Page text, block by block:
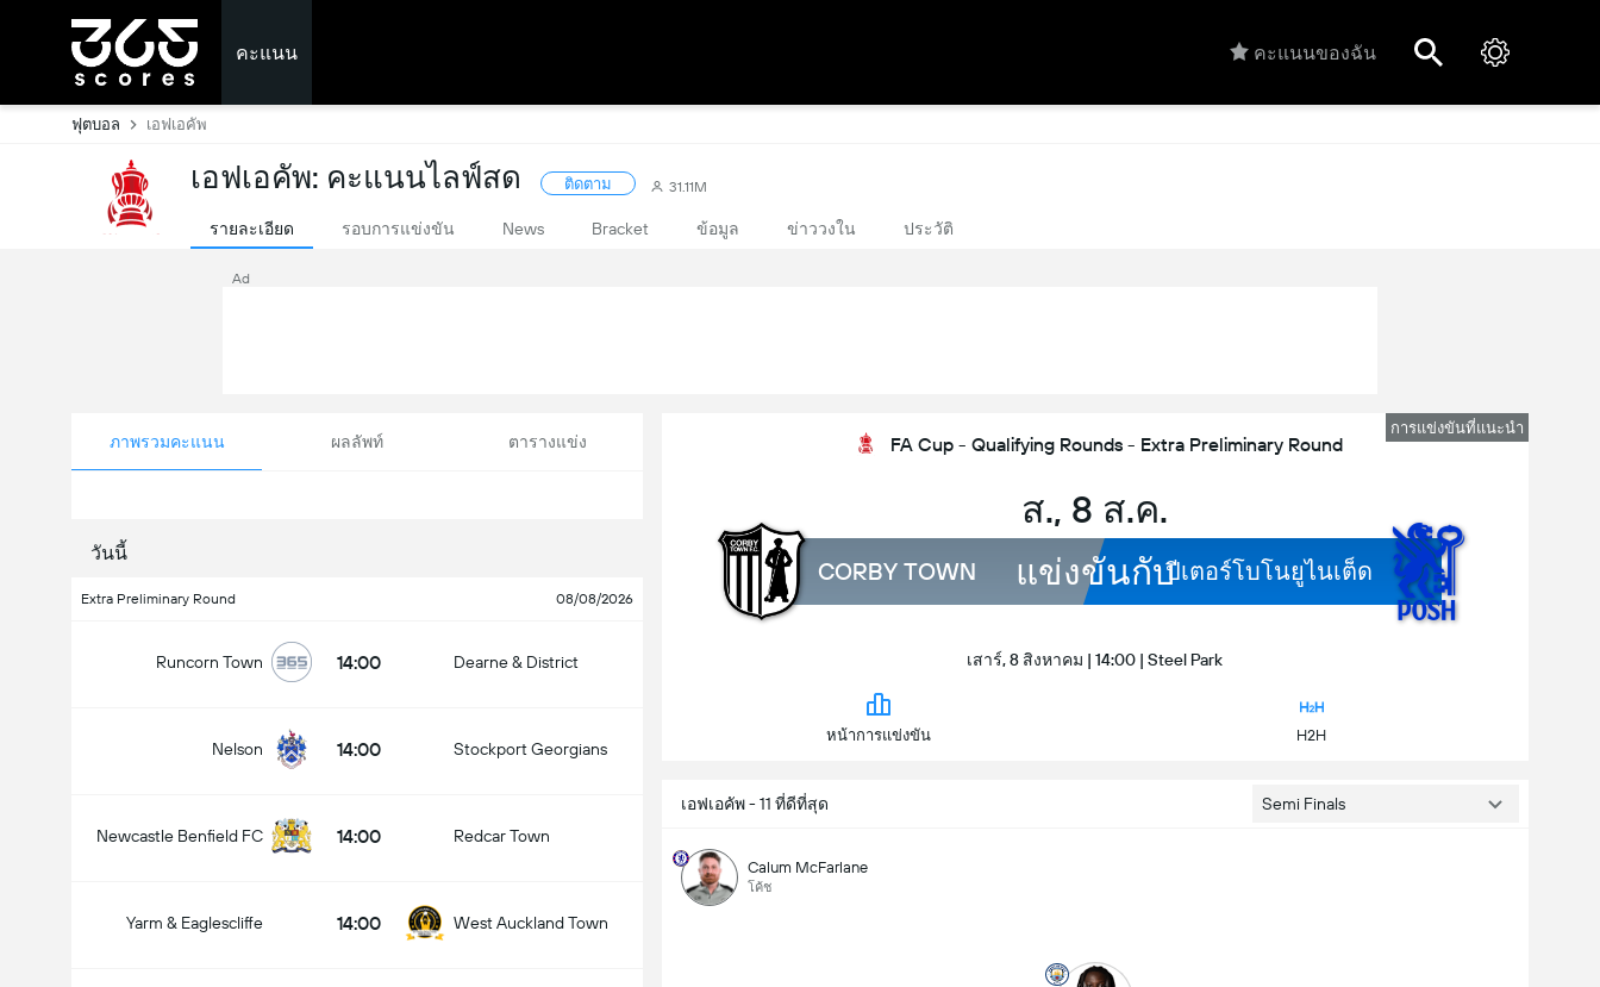
คะแนน คะแนนของฉัน
ฟุตบอล เอฟเอคัพ
เอฟเอคัพ: คะแนนไลฟ์สด ติดตาม 31.11M
รายละเอียด รอบการแข่งขัน News Bracket ข้อมูล ข่าววงใน ประวัติ
Ad
ภาพรวมคะแนน ผลลัพท์ ตารางแข่ง
วันนี้
Extra Preliminary Round 08/08/2026
Runcorn Town 14:00 Dearne & District
Nelson 14:00 Stockport Georgians
Newcastle Benfield FC 14:00 Redcar Town
Yarm & Eaglescliffe 14:00 West Auckland Town
การแข่งขันที่แนะนำ
FA Cup - Qualifying Rounds - Extra Preliminary Round
ส., 8 ส.ค.
CORBY TOWN แข่งขันกับปีเตอร์โบโนยูไนเต็ด
เสาร์, 8 สิงหาคม | 14:00 | Steel Park
หน้าการแข่งขัน H2H
เอฟเอคัพ - 11 ที่ดีที่สุด Semi Finals
Calum McFarlane
โค้ช